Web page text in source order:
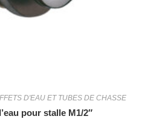
D'EAU ET TUBES DE CHASSE
pour stalle M1/2″